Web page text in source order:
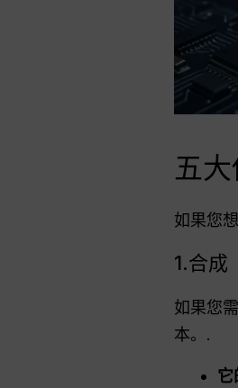
五
如果您
1.合成
如果您
本。.
它